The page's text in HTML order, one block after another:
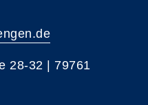
28-32 | 79761